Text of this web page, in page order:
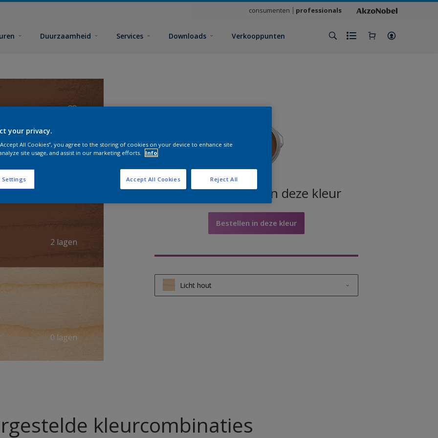
consumenten professionals
Duurzaamheid Services Downloads Verkooppunten
2 lagen
0 lagen
Zoek producten in deze kleur
Bestellen in deze kleur
Licht hout
kleurcombinaties
your privacy.
All Cookies”, you agree to the storing of cookies on your device to enhance site
site usage, and assist in our marketing efforts.
Info
Settings Reject All
Accept All Cookies